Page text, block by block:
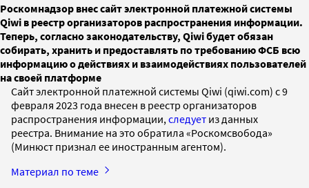
Роскомнадзор внес сайт электронной платежной системы
Qiwi в реестр организаторов распространения информации.
Теперь, согласно законодательству, Qiwi будет обязан
собирать, хранить и предоставлять по требованию ФСБ всю
информацию о действиях и взаимодействиях пользователей
на своей платформе
Сайт электронной платежной системы Qiwi (qiwi.com) с 9
февраля 2023 года внесен в реестр организаторов
распространения информации, следует из данных
реестра. Внимание на это обратила «Роскомсвобода»
(Минюст признал ее иностранным агентом).
Материал по теме